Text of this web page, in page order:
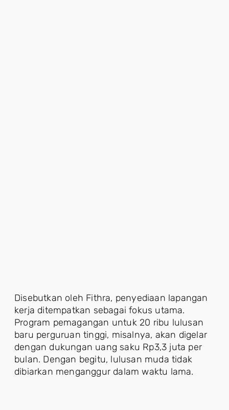
Disebutkan oleh Fithra, penyediaan lapangan
kerja ditempatkan sebagai fokus utama.
Program pemagangan untuk 20 ribu lulusan
baru perguruan tinggi, misalnya, akan digelar
dengan dukungan uang saku Rp3,3 juta per
bulan. Dengan begitu, lulusan muda tidak
dibiarkan menganggur dalam waktu lama.